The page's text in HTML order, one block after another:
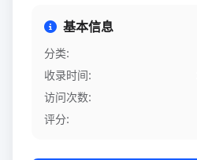
自助广告基本信息
分类:
收录时间:
访问次数:
评分: